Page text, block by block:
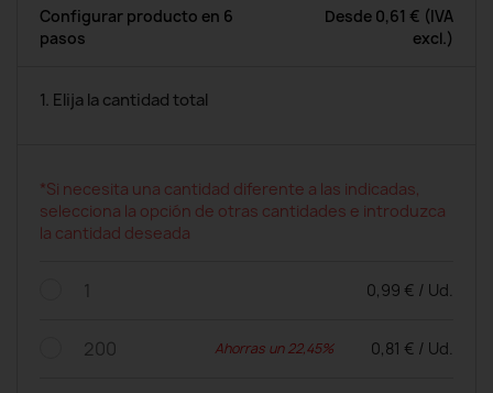
Configurar producto en 6
pasos
Desde 0,61 € (IVA
excl.)
1. Elija la cantidad total
*Si necesita una cantidad diferente a las indicadas,
selecciona la opción de otras cantidades e introduzca
la cantidad deseada
1 0,99 € / Ud.
200 Ahorras un 22,45% 0,81 € / Ud.